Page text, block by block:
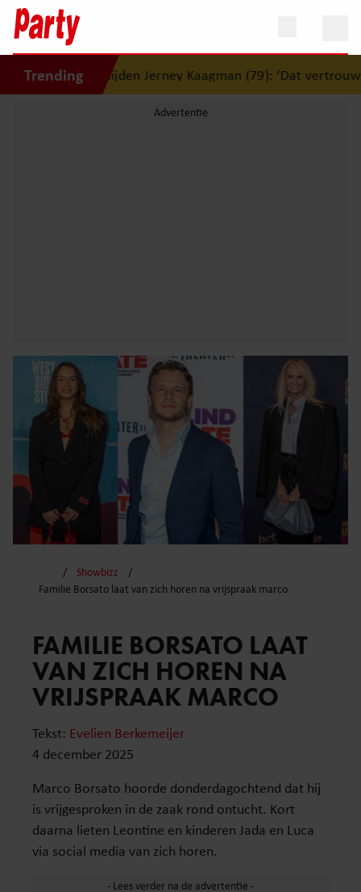
Trending
Jerney Kaagman (79): ‘Dat vertrouwen zal ik nooit
Showbizz
Familie Borsato laat van zich horen na vrijspraak marco
FAMILIE BORSATO LAAT
VAN ZICH HOREN NA
VRIJSPRAAK MARCO
Tekst: Evelien Berkemeijer
4 december 2025
Marco Borsato hoorde donderdagochtend dat hij
is vrijgesproken in de zaak rond ontucht. Kort
daarna lieten Leontine en kinderen Jada en Luca
via social media van zich horen.